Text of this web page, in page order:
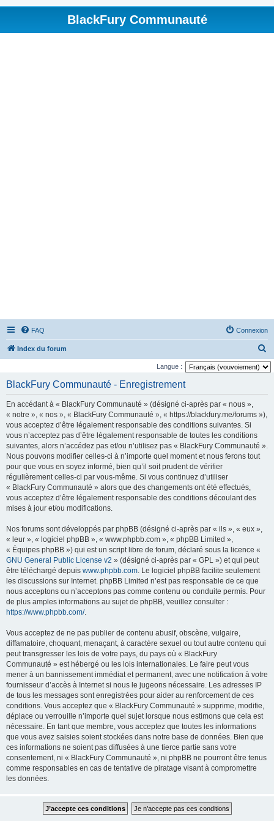
BlackFury Communauté
FAQ Connexion
Index du forum
e
h
Langue :
BlackFury Communauté - Enregistrement
En accédant à « BlackFury Communauté » (désigné ci-après par « nous »,
« notre », « nos », « BlackFury Communauté », « https://blackfury.me/forums »),
vous acceptez d’être légalement responsable des conditions suivantes. Si
vous n’acceptez pas d’être légalement responsable de toutes les conditions
suivantes, alors n’accédez pas et/ou n’utilisez pas « BlackFury Communauté ».
Nous pouvons modifier celles-ci à n’importe quel moment et nous ferons tout
pour que vous en soyez informé, bien qu’il soit prudent de vérifier
régulièrement celles-ci par vous-même. Si vous continuez d’utiliser
« BlackFury Communauté » alors que des changements ont été effectués,
vous acceptez d’être légalement responsable des conditions découlant des
mises à jour et/ou modifications.
Nos forums sont développés par phpBB (désigné ci-après par « ils », « eux »,
« leur », « logiciel phpBB », « www.phpbb.com », « phpBB Limited »,
« Équipes phpBB ») qui est un script libre de forum, déclaré sous la licence «
GNU General Public License v2 » (désigné ci-après par « GPL ») et qui peut
être téléchargé depuis www.phpbb.com. Le logiciel phpBB facilite seulement
les discussions sur Internet. phpBB Limited n’est pas responsable de ce que
nous acceptons ou n’acceptons pas comme contenu ou conduite permis. Pour
de plus amples informations au sujet de phpBB, veuillez consulter :
https://www.phpbb.com/.
Vous acceptez de ne pas publier de contenu abusif, obscène, vulgaire,
diffamatoire, choquant, menaçant, à caractère sexuel ou tout autre contenu qui
peut transgresser les lois de votre pays, du pays où « BlackFury
Communauté » est hébergé ou les lois internationales. Le faire peut vous
mener à un bannissement immédiat et permanent, avec une notification à votre
fournisseur d’accès à Internet si nous le jugeons nécessaire. Les adresses IP
de tous les messages sont enregistrées pour aider au renforcement de ces
conditions. Vous acceptez que « BlackFury Communauté » supprime, modifie,
déplace ou verrouille n’importe quel sujet lorsque nous estimons que cela est
nécessaire. En tant que membre, vous acceptez que toutes les informations
que vous avez saisies soient stockées dans notre base de données. Bien que
ces informations ne soient pas diffusées à une tierce partie sans votre
consentement, ni « BlackFury Communauté », ni phpBB ne pourront être tenus
comme responsables en cas de tentative de piratage visant à compromettre
les données.